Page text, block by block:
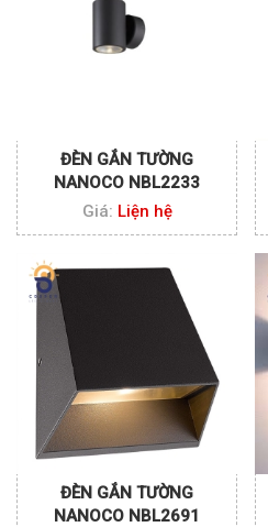
ĐÈN GẮN TƯỜNG
NANOCO NBL2233
Giá: Liện hệ
ĐÈN GẮN TƯỜNG
NANOCO NBL2691